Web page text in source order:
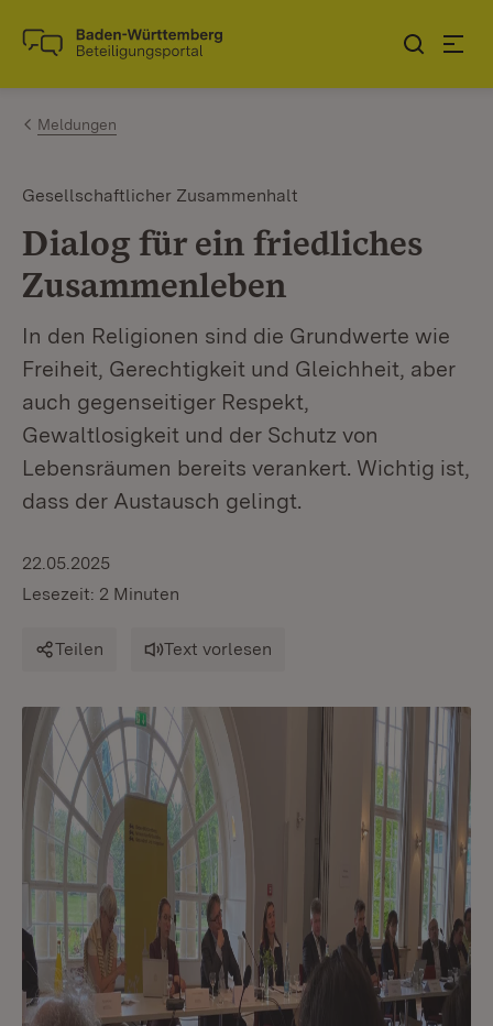
Zum Inhalt springen
Link zur Startseite
Meldungen
Gesellschaftlicher Zusammenhalt
Dialog für ein friedliches
Zusammenleben
In den Religionen sind die Grundwerte wie
Freiheit, Gerechtigkeit und Gleichheit, aber
auch gegenseitiger Respekt,
Gewaltlosigkeit und der Schutz von
Lebensräumen bereits verankert. Wichtig ist,
dass der Austausch gelingt.
22.05.2025
Lesezeit: 2 Minuten
Teilen Text vorlesen